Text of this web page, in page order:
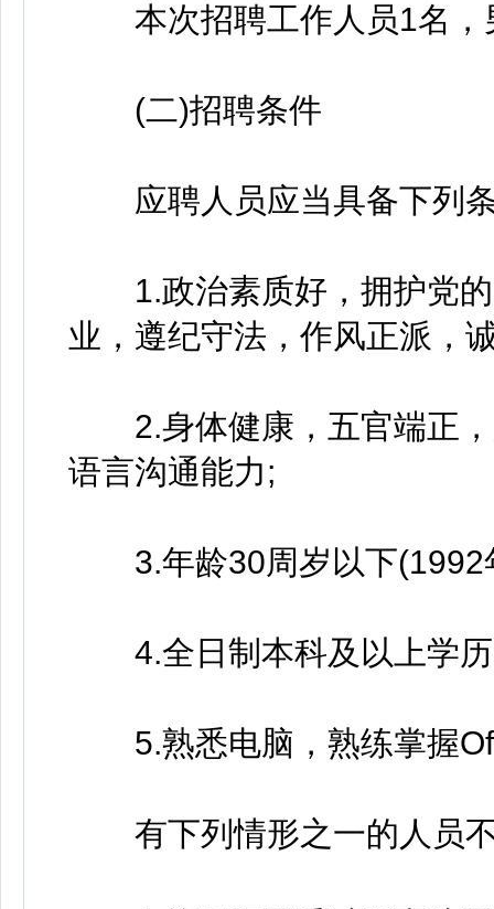
本次招聘工作人员1名，
(二)招聘条件
应聘人员应当具备下列
1.政治素质好，拥护党的
业，遵纪守法，作风正派，
2.身体健康，五官端正，
语言沟通能力;
3.年龄30周岁以下(1992
4.全日制本科及以上学
5.熟悉电脑，熟练掌握
有下列情形之一的人员